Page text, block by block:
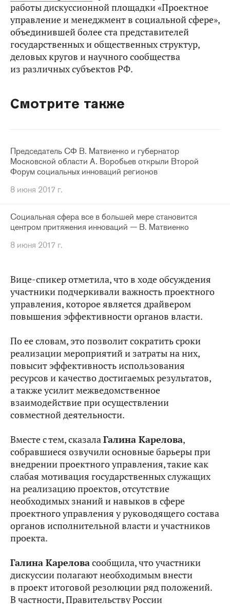
работы дискуссионной площадки «Проектное
управление и менеджмент в социальной сфере»,
объединившей более ста представителей
государственных и общественных структур,
деловых кругов и научного сообщества
из различных субъектов РФ.
Смотрите также
Председатель СФ В. Матвиенко и губернатор
Московской области А. Воробьев открыли Второй
Форум социальных инноваций регионов
8 июня 2017 г.
Социальная сфера все в большей мере становится
центром притяжения инноваций — В. Матвиенко
8 июня 2017 г.
Вице-спикер отметила, что в ходе обсуждения
участники подчеркивали важность проектного
управления, которое является драйвером
повышения эффективности органов власти.
По ее словам, это позволит сократить сроки
реализации мероприятий и затраты на них,
повысит эффективность использования
ресурсов и качество достигаемых результатов,
а также усилит межведомственное
взаимодействие при осуществлении
совместной деятельности.
Вместе с тем, сказалаГалина Карелова,
собравшиеся озвучили основные барьеры при
внедрении проектного управления, такие как
слабая мотивация государственных служащих
на реализацию проектов, отсутствие
необходимых знаний и навыков в сфере
проектного управления у руководящего состава
органов исполнительной власти и участников
проекта.
Галина Кареловасообщила, что участники
дискуссии полагают необходимым внести
в проект итоговой резолюции ряд положений.
В частности, Правительству России